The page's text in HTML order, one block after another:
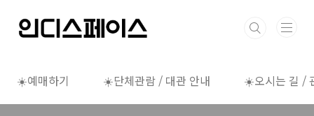
☀️예매하기 ☀️단체관람 / 대관 안내 ☀️오시는 길 /